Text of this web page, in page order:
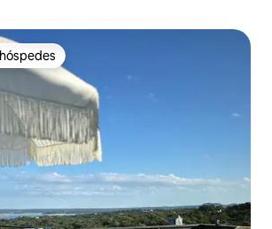
preferidos dos hóspedes